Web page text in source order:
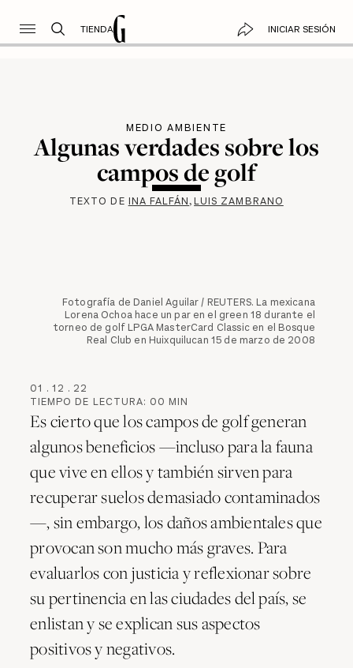
TIENDA INICIAR SESIÓN
MEDIO AMBIENTE
Algunas verdades sobre los
campos de golf
TEXTO DE INA FALFÁN LUIS ZAMBRANO
Fotografía de Daniel Aguilar / REUTERS. La mexicana
Lorena Ochoa hace un par en el green 18 durante el
torneo de golf LPGA MasterCard Classic en el Bosque
Real Club en Huixquilucan 15 de marzo de 2008
01 . 12 . 22
TIEMPO DE LECTURA: 00 MIN
Es cierto que los campos de golf generan
algunos beneficios —incluso para la fauna
que vive en ellos y también sirven para
recuperar suelos demasiado contaminados
—, sin embargo, los daños ambientales que
provocan son mucho más graves. Para
evaluarlos con justicia y reflexionar sobre
su pertinencia en las ciudades del país, se
enlistan y se explican sus aspectos
positivos y negativos.